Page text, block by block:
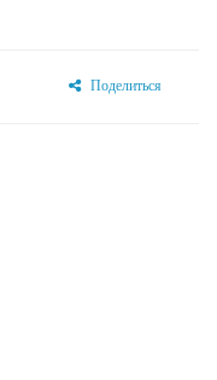
Поделиться